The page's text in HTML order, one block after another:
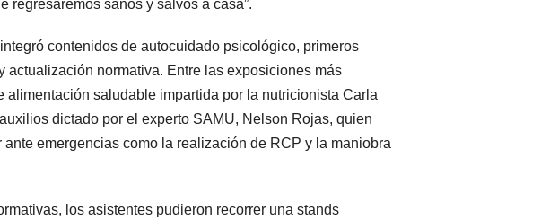
regresaremos sanos y salvos a casa”.
contenidos de autocuidado psicológico, primeros
actualización normativa. Entre las exposiciones más
alimentación saludable impartida por la nutricionista Carla
dictado por el experto SAMU, Nelson Rojas, quien
emergencias como la realización de RCP y la maniobra
los asistentes pudieron recorrer una stands